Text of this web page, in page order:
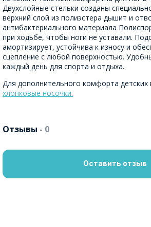
Двухслойные стельки созданы
верхний слой из полиэстера дышит и
антибактериального материала
при ходьбе, чтобы ноги не уставали.
амортизирует, устойчива к износу и
сцепление с любой поверхностью.
каждый день для спорта и отдыха.
Для дополнительного комфорта детских
хлопковые носочки.
Отзывы - 0
Оставить отзыв